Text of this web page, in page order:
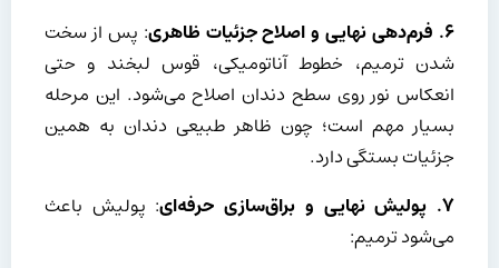
۶. فرم‌دهی نهایی و اصلاح جزئیات ظاهری: پس از سخت
شدن ترمیم، خطوط آناتومیکی، قوس لبخند و حتی
انعکاس نور روی سطح دندان اصلاح می‌شود. این مرحله
بسیار مهم است؛ چون ظاهر طبیعی دندان به همین
جزئیات بستگی دارد.
۷. پولیش نهایی و براق‌سازی حرفه‌ای: پولیش باعث
می‌شود ترمیم: